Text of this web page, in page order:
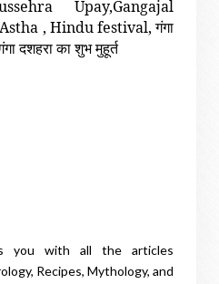
Upay,Gangajal
, Hindu festival,गंगा
दशहरा का शुभ मुहूर्त
you with all the articles
Recipes, Mythology, and